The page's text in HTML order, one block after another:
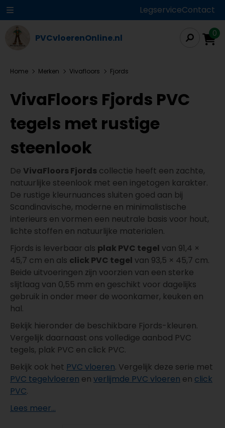
LegserviceContact
PVCvloerenOnline.nl 0
Home Merken Vivafloors Fjords
VivaFloors Fjords PVC
tegels met rustige
steenlook
De VivaFloors Fjords collectie heeft een zachte,
natuurlijke steenlook met een ingetogen karakter.
De rustige kleurnuances sluiten goed aan bij
Scandinavische, moderne en minimalistische
interieurs en vormen een neutrale basis voor hout,
lichte stoffen en natuurlijke materialen.
Fjords is leverbaar als plak PVC tegel van 91,4 ×
45,7 cm en als click PVC tegel van 93,5 × 45,7 cm.
Beide uitvoeringen zijn voorzien van een sterke
slijtlaag van 0,55 mm en geschikt voor dagelijks
gebruik in onder meer de woonkamer, keuken en
hal.
Bekijk hieronder de beschikbare Fjords-kleuren.
Vergelijk daarnaast ons volledige aanbod PVC
tegels, plak PVC en click PVC.
Bekijk ook het PVC vloeren. Vergelijk deze serie met
PVC tegelvloeren en verlijmde PVC vloeren en click
PVC.
Lees meer...